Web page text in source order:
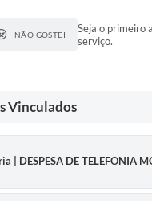
NÃO GOSTEI
Seja o primeiro
serviço.
Vinculados
| DESPESA DE TELEFONIA